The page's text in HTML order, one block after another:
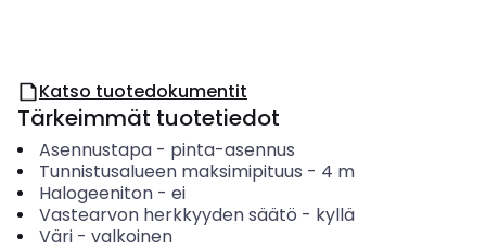
Katso tuotedokumentit
Tärkeimmät tuotetiedot
Asennustapa- pinta-asennus
Tunnistusalueen maksimipituus - 4 m
Halogeeniton- ei
Vastearvon herkkyyden säätö - kyllä
Väri- valkoinen